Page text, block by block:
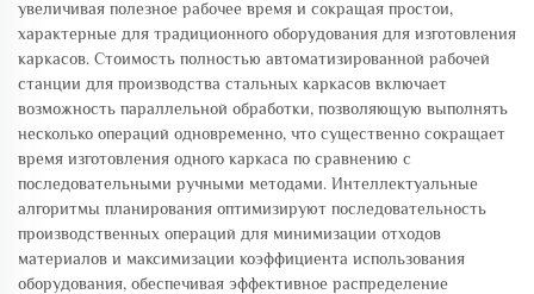
увеличивая полезное рабочее время и сокращая простои,
характерные для традиционного оборудования для изготовления
каркасов. Стоимость полностью автоматизированной рабочей
станции для производства стальных каркасов включает
возможность параллельной обработки, позволяющую выполнять
несколько операций одновременно, что существенно сокращает
время изготовления одного каркаса по сравнению с
последовательными ручными методами. Интеллектуальные
алгоритмы планирования оптимизируют последовательность
производственных операций для минимизации отходов
материалов и максимизации коэффициента использования
оборудования, обеспечивая эффективное распределение